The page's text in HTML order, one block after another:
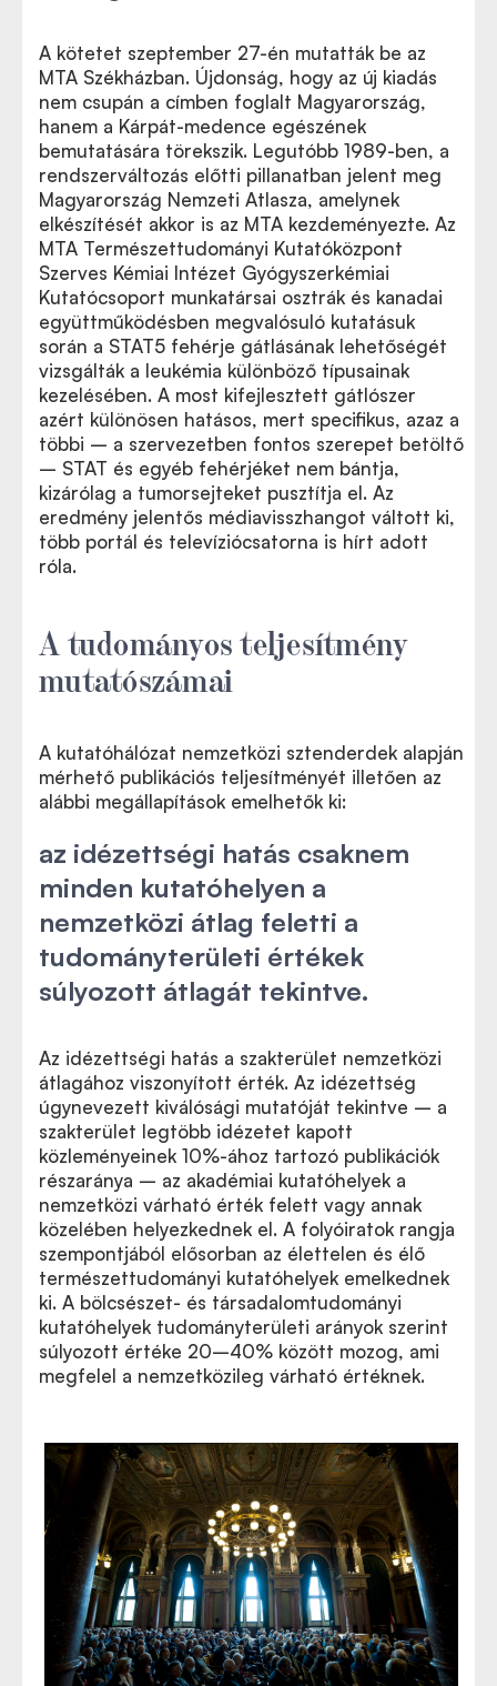
A kötetet szeptember 27-én mutatták be az
MTA Székházban. Újdonság, hogy az új kiadás
nem csupán a címben foglalt Magyarország,
hanem a Kárpát-medence egészének
bemutatására törekszik. Legutóbb 1989-ben, a
rendszerváltozás előtti pillanatban jelent meg
Magyarország Nemzeti Atlasza, amelynek
elkészítését akkor is az MTA kezdeményezte. Az
MTA Természettudományi Kutatóközpont
Szerves Kémiai Intézet Gyógyszerkémiai
Kutatócsoport munkatársai osztrák és kanadai
együttműködésben megvalósuló kutatásuk
során a STAT5 fehérje gátlásának lehetőségét
vizsgálták a leukémia különböző típusainak
kezelésében. A most kifejlesztett gátlószer
azért különösen hatásos, mert specifikus, azaz a
többi – a szervezetben fontos szerepet betöltő
– STAT és egyéb fehérjéket nem bántja,
kizárólag a tumorsejteket pusztítja el. Az
eredmény jelentős médiavisszhangot váltott ki,
több portál és televíziócsatorna is hírt adott
róla.
A tudományos teljesítmény
mutatószámai
A kutatóhálózat nemzetközi sztenderdek alapján
mérhető publikációs teljesítményét illetően az
alábbi megállapítások emelhetők ki:
az idézettségi hatás csaknem
minden kutatóhelyen a
nemzetközi átlag feletti a
tudományterületi értékek
súlyozott átlagát tekintve.
Az idézettségi hatás a szakterület nemzetközi
átlagához viszonyított érték. Az idézettség
úgynevezett kiválósági mutatóját tekintve – a
szakterület legtöbb idézetet kapott
közleményeinek 10%-ához tartozó publikációk
részaránya – az akadémiai kutatóhelyek a
nemzetközi várható érték felett vagy annak
közelében helyezkednek el. A folyóiratok rangja
szempontjából elősorban az élettelen és élő
természettudományi kutatóhelyek emelkednek
ki. A bölcsészet- és társadalomtudományi
kutatóhelyek tudományterületi arányok szerint
súlyozott értéke 20–40% között mozog, ami
megfelel a nemzetközileg várható értéknek.